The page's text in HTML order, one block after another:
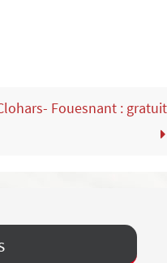
Fouesnant :